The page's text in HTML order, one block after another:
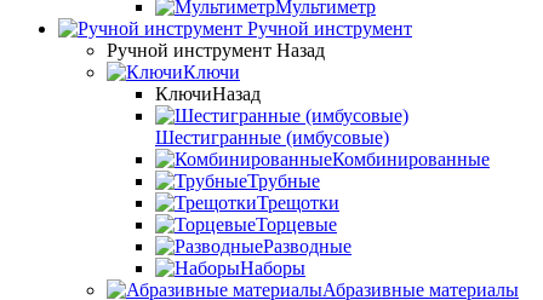
Мультиметр
Ручной инструмент
Ручной инструмент Назад
Ключи
КлючиНазад
Шестигранные (имбусовые)
Комбинированные
Трубные
Трещотки
Торцевые
Разводные
Наборы
Абразивные материалы